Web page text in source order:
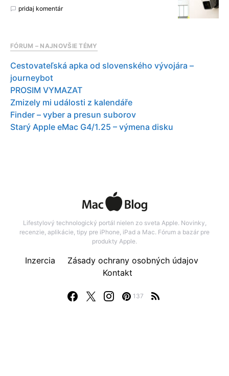
pridaj komentár
FÓRUM – NAJNOVŠIE TÉMY
Cestovateľská apka od slovenského vývojára –
journeybot
PROSIM VYMAZAT
Zmizely mi události z kalendáře
Finder – vyber a presun suborov
Starý Apple eMac G4/1.25 – výmena disku
Lifestylový technologický portál nielen zo sveta Apple. Novinky,
recenzie, aplikácie, tipy pre iPhone, iPad a Mac. Fórum a bazár pre
produkty Apple.
137
Inzercia
Zásady ochrany osobných údajov
Kontakt